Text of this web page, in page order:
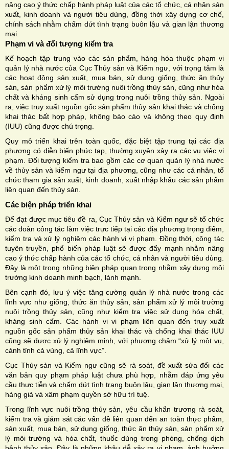
nâng cao ý thức chấp hành pháp luật của các tổ chức, cá nhân sản
xuất, kinh doanh và người tiêu dùng, đồng thời xây dựng cơ chế,
chính sách nhằm chấm dứt tình trạng buôn lậu và gian lận thương
mại.
Phạm vi và đối tượng kiểm tra
Kế hoạch tập trung vào các sản phẩm, hàng hóa thuộc phạm vi
quản lý nhà nước của Cục Thủy sản và Kiểm ngư, với trọng tâm là
các hoạt động sản xuất, mua bán, sử dụng giống, thức ăn thủy
sản, sản phẩm xử lý môi trường nuôi trồng thủy sản, cũng như hóa
chất và kháng sinh cấm sử dụng trong nuôi trồng thủy sản. Ngoài
ra, việc truy xuất nguồn gốc sản phẩm thủy sản khai thác và chống
khai thác bất hợp pháp, không báo cáo và không theo quy định
(IUU) cũng được chú trọng.
Quy mô triển khai trên toàn quốc, đặc biệt tập trung tại các địa
phương có diễn biến phức tạp, thường xuyên xảy ra các vụ việc vi
phạm. Đối tượng kiểm tra bao gồm các cơ quan quản lý nhà nước
về thủy sản và kiểm ngư tại địa phương, cũng như các cá nhân, tổ
chức tham gia sản xuất, kinh doanh, xuất nhập khẩu các sản phẩm
liên quan đến thủy sản.
Các biện pháp triển khai
Để đạt được mục tiêu đề ra, Cục Thủy sản và Kiểm ngư sẽ tổ chức
các đoàn công tác làm việc trực tiếp tại các địa phương trọng điểm,
kiểm tra và xử lý nghiêm các hành vi vi phạm. Đồng thời, công tác
tuyên truyền, phổ biến pháp luật sẽ được đẩy mạnh nhằm nâng
cao ý thức chấp hành của các tổ chức, cá nhân và người tiêu dùng.
Đây là một trong những biện pháp quan trọng nhằm xây dựng môi
trường kinh doanh minh bạch, lành mạnh.
Bên cạnh đó, lưu ý việc tăng cường quản lý nhà nước trong các
lĩnh vực như giống, thức ăn thủy sản, sản phẩm xử lý môi trường
nuôi trồng thủy sản, cũng như kiểm tra việc sử dụng hóa chất,
kháng sinh cấm. Các hành vi vi phạm liên quan đến truy xuất
nguồn gốc sản phẩm thủy sản khai thác và chống khai thác IUU
cũng sẽ được xử lý nghiêm minh, với phương châm “xử lý một vụ,
cảnh tỉnh cả vùng, cả lĩnh vực”.
Cục Thủy sản và Kiểm ngư cũng sẽ rà soát, đề xuất sửa đổi các
văn bản quy phạm pháp luật chưa phù hợp, nhằm đáp ứng yêu
cầu thực tiễn và chấm dứt tình trạng buôn lậu, gian lận thương mại,
hàng giả và xâm phạm quyền sở hữu trí tuệ.
Trong lĩnh vực nuôi trồng thủy sản, yêu cầu khẩn trương rà soát,
kiểm tra và giám sát các vấn đề liên quan đến an toàn thực phẩm,
sản xuất, mua bán, sử dụng giống, thức ăn thủy sản, sản phẩm xử
lý môi trường và hóa chất, thuốc dùng trong phòng, chống dịch